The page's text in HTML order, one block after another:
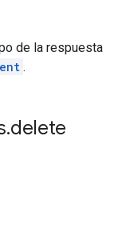
de la respuesta
.
.delete